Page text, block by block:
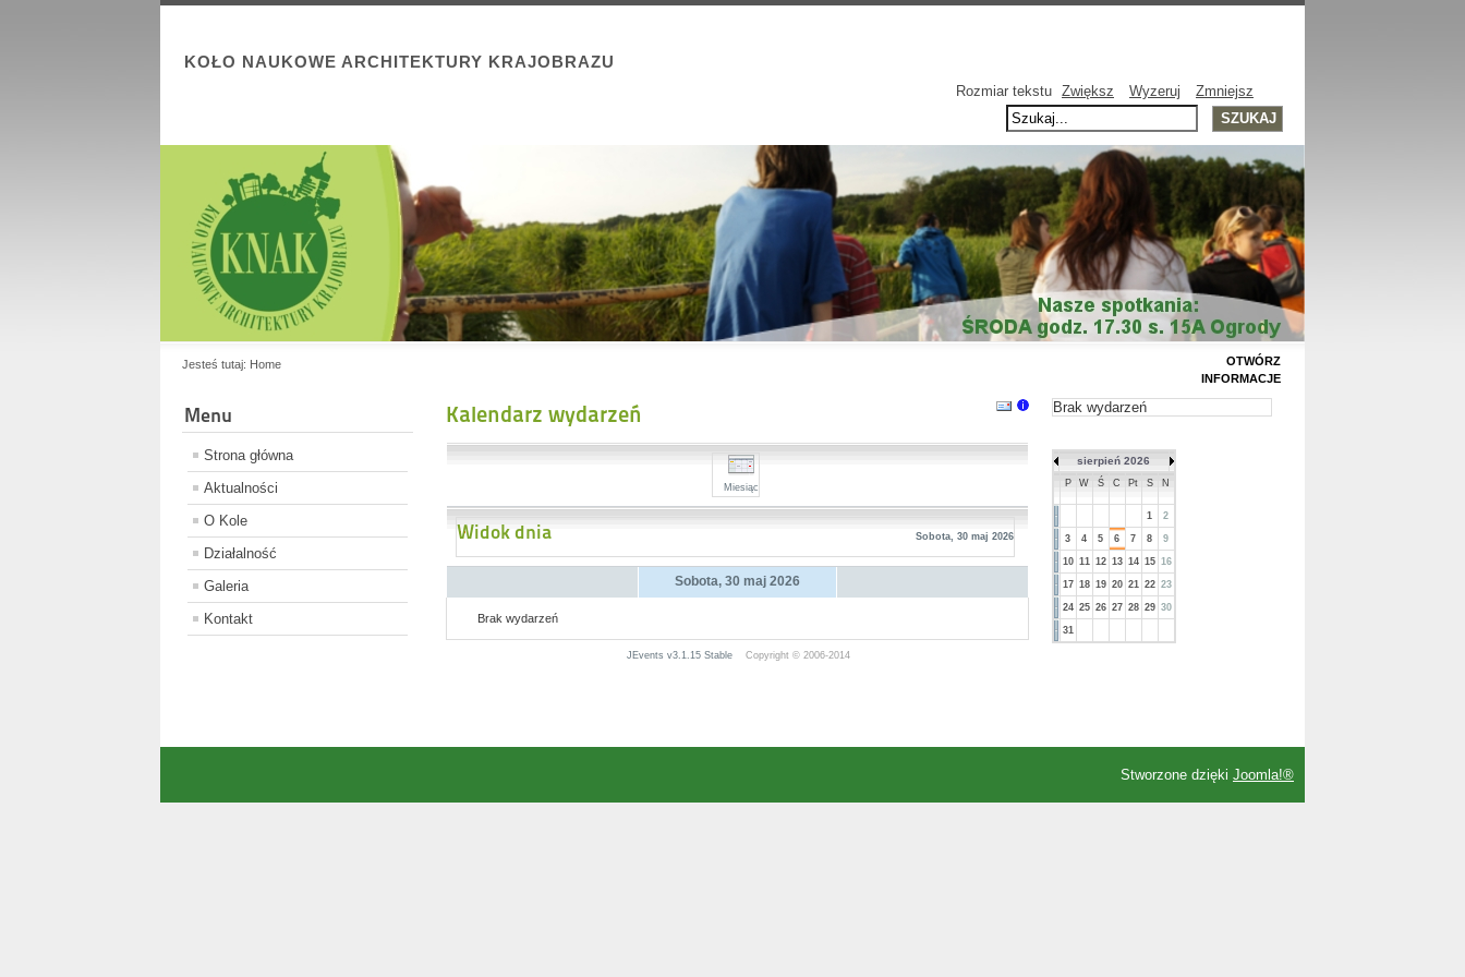
KOŁO NAUKOWE ARCHITEKTURY KRAJOBRAZU
Rozmiar tekstu Zwiększ Wyzeruj Zmniejsz
Jesteś tutaj: Home
Menu
Strona główna
Aktualności
O Kole
Działalność
Galeria
Kontakt
Kalendarz wydarzeń
Miesiąc
Widok dnia Sobota, 30 maj 2026
Sobota, 30 maj 2026
Brak wydarzeń
JEvents v3.1.15 Stable Copyright © 2006-2014
OTWÓRZ
INFORMACJE
Brak wydarzeń
sierpień 2026
P W Ś C Pt S N
1 2
3 4 5 6 7 8 9
10 11 12 13 14 15 16
17 18 19 20 21 22 23
24 25 26 27 28 29 30
31
Stworzone dzięki Joomla!®